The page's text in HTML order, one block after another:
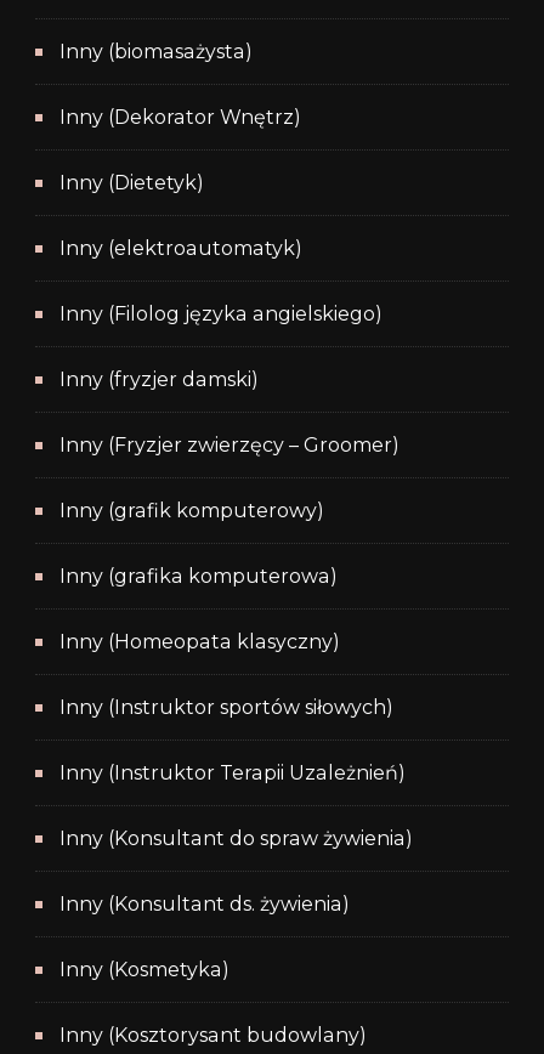
Inny (biomasażysta)
Inny (Dekorator Wnętrz)
Inny (Dietetyk)
Inny (elektroautomatyk)
Inny (Filolog języka angielskiego)
Inny (fryzjer damski)
Inny (Fryzjer zwierzęcy – Groomer)
Inny (grafik komputerowy)
Inny (grafika komputerowa)
Inny (Homeopata klasyczny)
Inny (Instruktor sportów siłowych)
Inny (Instruktor Terapii Uzależnień)
Inny (Konsultant do spraw żywienia)
Inny (Konsultant ds. żywienia)
Inny (Kosmetyka)
Inny (Kosztorysant budowlany)